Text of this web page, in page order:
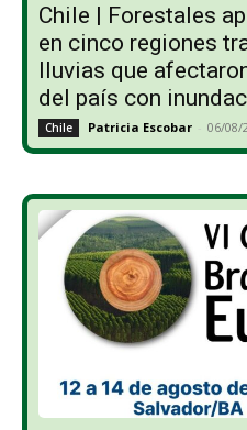
Chile | Forestales
en cinco regiones
lluvias que
del país con
Chile Patricia Escobar - 06/08/